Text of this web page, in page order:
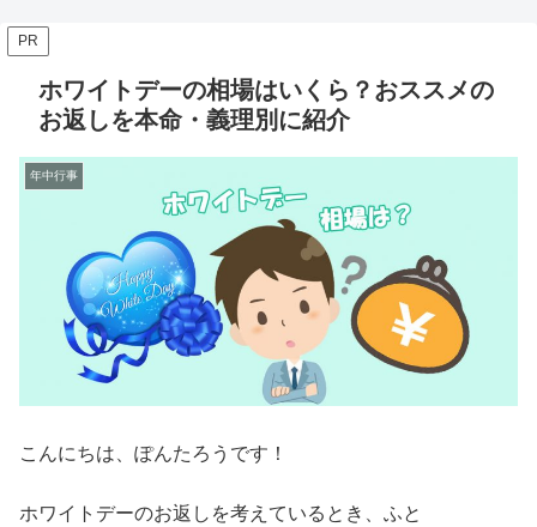
PR
ホワイトデーの相場はいくら？おススメの
お返しを本命・義理別に紹介
年中行事
こんにちは、ぽんたろうです！
ホワイトデーのお返しを考えているとき、ふと